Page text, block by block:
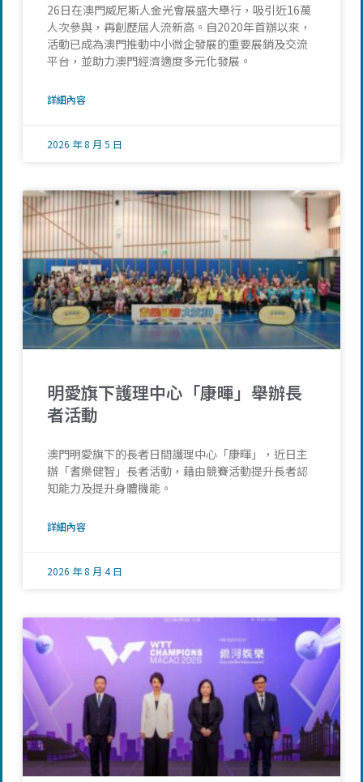
26日在澳門威尼斯人金光會展盛大舉行，吸引近16萬
人次參與，再創歷屆人流新高。自2020年首辦以來，
活動已成為澳門推動中小微企發展的重要展銷及交流
平台，並助力澳門經濟適度多元化發展。
詳細內容
2026 年 8 月 5 日
明愛旗下護理中心「康暉」舉辦長
者活動
澳門明愛旗下的長者日間護理中心「康暉」，近日主
辦「耆樂健智」長者活動，藉由競賽活動提升長者認
知能力及提升身體機能。
詳細內容
2026 年 8 月 4 日